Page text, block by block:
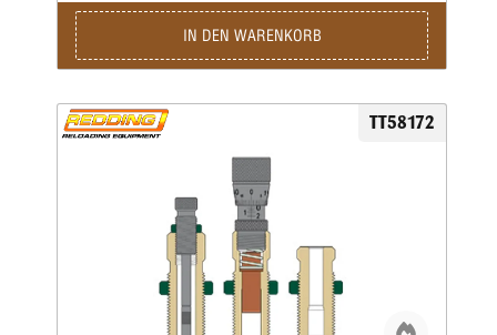
in der „Pro-Serie” nur für das Setzen des Geschosses, nicht
für das anschließende Crimpen, ausgelegt. Für das Bördeln
wiederum enthält der Matrizensatz die Redding-
Profilcrimpmatrize (P) oder Taper Crimp-Matrizen (T).
IN DEN WARENKORB
TT58172